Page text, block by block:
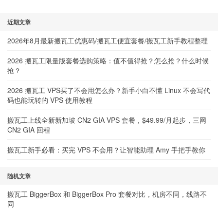
近期文章
2026年8月最新搬瓦工优惠码/搬瓦工便宜套餐/搬瓦工新手教程整理
2026 搬瓦工限量版套餐选购策略：值不值得抢？怎么抢？什么时候
抢？
2026 搬瓦工 VPS买了不会用怎么办？新手小白不懂 Linux 不会写代
码也能玩转的 VPS 使用教程
搬瓦工上线全新新加坡 CN2 GIA VPS 套餐，$49.99/月起步，三网
CN2 GIA 回程
搬瓦工新手必看：买完 VPS 不会用？让智能助理 Amy 手把手教你
随机文章
搬瓦工 BiggerBox 和 BiggerBox Pro 套餐对比，机房不同，线路不
同